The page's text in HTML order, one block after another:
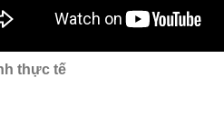
thực tế